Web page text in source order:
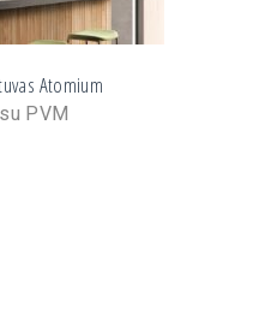
Atomium
su PVM